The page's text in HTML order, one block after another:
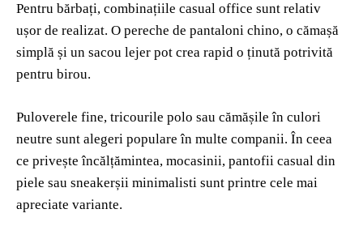
Pentru bărbați, combinațiile casual office sunt relativ
ușor de realizat. O pereche de pantaloni chino, o cămașă
simplă și un sacou lejer pot crea rapid o ținută potrivită
pentru birou.
Puloverele fine, tricourile polo sau cămășile în culori
neutre sunt alegeri populare în multe companii. În ceea
ce privește încălțămintea, mocasinii, pantofii casual din
piele sau sneakerșii minimalisti sunt printre cele mai
apreciate variante.